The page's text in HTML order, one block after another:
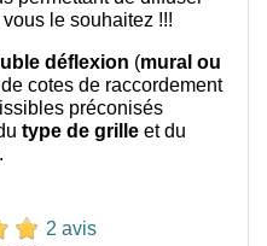
le souhaitez !!!
déflexion (mural ou
cotes de raccordement
préconisés
type de grille et du
.
2 avis